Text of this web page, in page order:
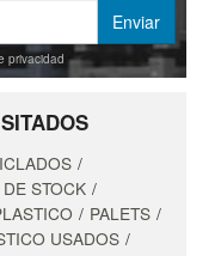
privacidad
STOCK
PALETS
USADOS